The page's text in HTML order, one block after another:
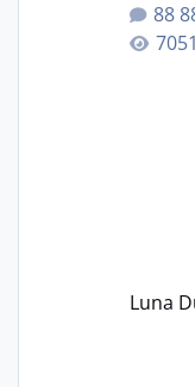
άγχος
Luna